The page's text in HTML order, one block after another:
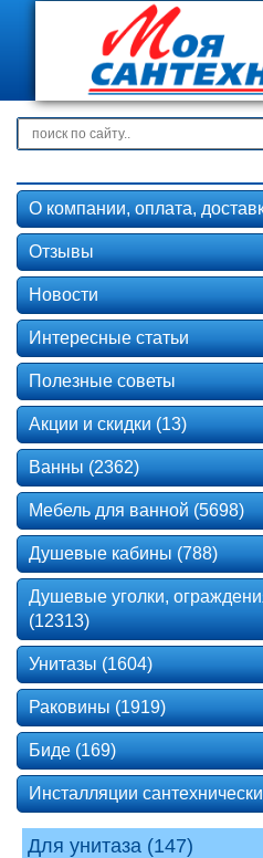
О компании, оплата,
Отзывы
Новости
Интересные статьи
Полезные советы
Акции и скидки (13)
Ванны (2362)
Мебель для ванной (5698)
Душевые кабины (788)
Душевые уголки,
(12313)
Унитазы (1604)
Раковины (1919)
Биде (169)
Инсталляции
Для унитаза (147)